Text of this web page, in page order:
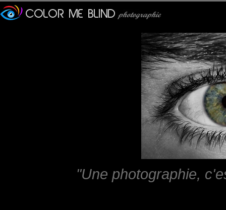
"Une photographie,